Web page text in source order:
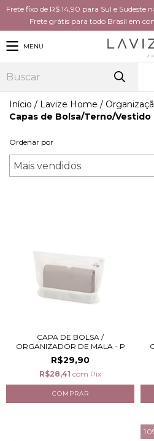
Frete fixo de R$ 14,90 para Sul e Sudeste
Frete grátis para todo Brasil em
MENU
Início / Lavize Home /
Capas de Bolsa/Terno/Vestido
Ordenar por
CAPA DE BOLSA /
ORGANIZADOR DE MALA - P
R$29,90
R$28,41 com Pix
10